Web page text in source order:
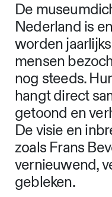
De
Nederland is
worden
mensen
nog steeds.
hangt direct
getoond en
De visie en
zoals Frans
vernieuwend,
gebleken.